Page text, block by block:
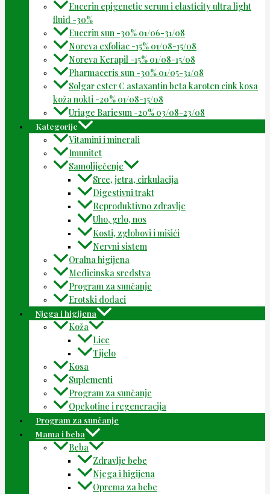
Eucerin epigenetic serum i elasticity ultra light
fluid -30%
Eucerin sun -30% 01/06-31/08
Noreva exfoliac -15% 01/08-15/08
Noreva Kerapil -15% 01/08-15/08
Pharmaceris sun -30% 01/05-31/08
Solgar ester C astaxantin beta karoten cink kosa
koža nokti -20% 01/08-15/08
Uriage Bariesun -20% 03/08-23/08
Kategorije
Vitamini i minerali
Imunitet
Samoliječenje
Srce, jetra, cirkulacija
Digestivni trakt
Reproduktivno zdravlje
Uho, grlo, nos
Kosti, zglobovi i mišići
Nervni sistem
Oralna higijena
Medicinska sredstva
Program za sunčanje
Erotski dodaci
Njega i higijena
Koža
Lice
Tijelo
Kosa
Suplementi
Program za sunčanje
Opekotine i regeneracija
Program za sunčanje
Mama i beba
Beba
Zdravlje bebe
Njega i higijena
Oprema za bebe